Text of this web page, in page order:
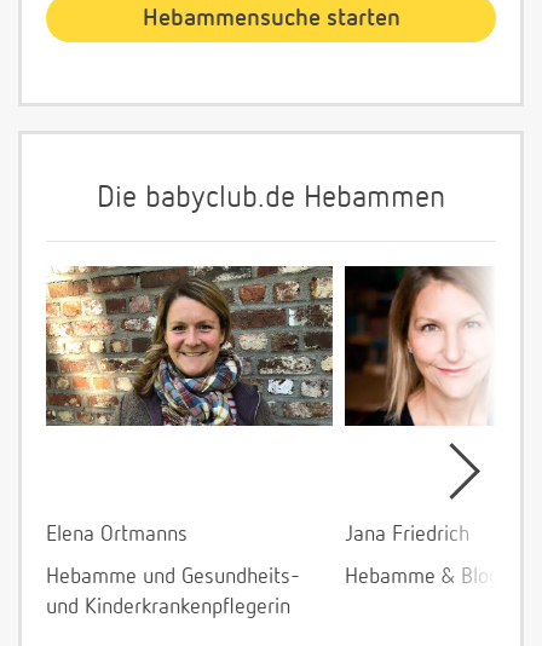
Die babyclub.de Hebammen
Elena Ortmanns
Hebamme und Gesundheits-
und Kinderkrankenpflegerin
Jana Friedrich
Hebamme &